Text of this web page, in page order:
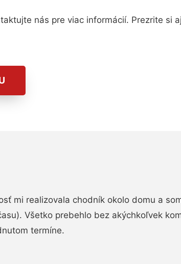
nás pre viac informácií. Prezrite si
mi realizovala chodník okolo domu a
Všetko prebehlo bez akýchkoľvek
termíne.